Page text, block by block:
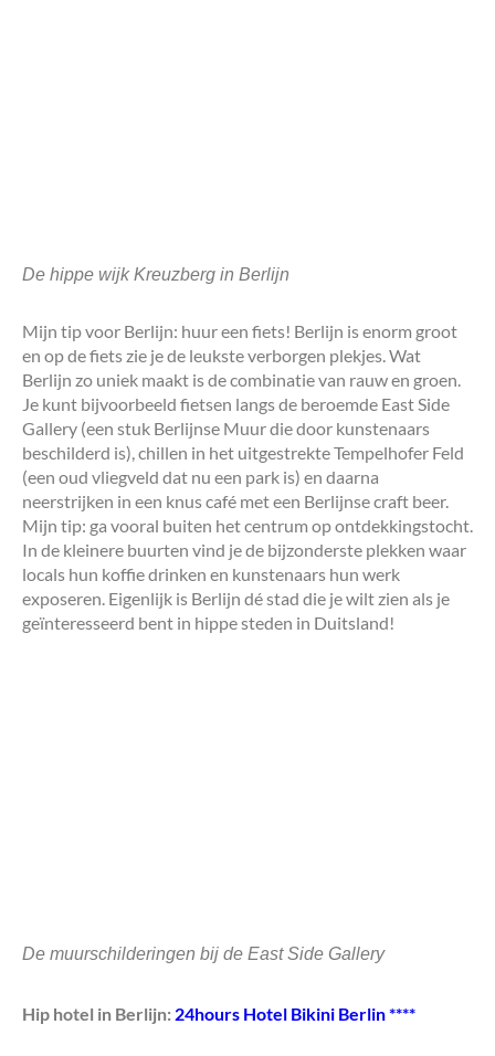
De hippe wijk Kreuzberg in Berlijn
Mijn tip voor Berlijn: huur een fiets! Berlijn is enorm groot
en op de fiets zie je de leukste verborgen plekjes. Wat
Berlijn zo uniek maakt is de combinatie van rauw en groen.
Je kunt bijvoorbeeld fietsen langs de beroemde East Side
Gallery (een stuk Berlijnse Muur die door kunstenaars
beschilderd is), chillen in het uitgestrekte Tempelhofer Feld
(een oud vliegveld dat nu een park is) en daarna
neerstrijken in een knus café met een Berlijnse craft beer.
Mijn tip: ga vooral buiten het centrum op ontdekkingstocht.
In de kleinere buurten vind je de bijzonderste plekken waar
locals hun koffie drinken en kunstenaars hun werk
exposeren. Eigenlijk is Berlijn dé stad die je wilt zien als je
geïnteresseerd bent in hippe steden in Duitsland!
De muurschilderingen bij de East Side Gallery
Hip hotel in Berlijn: 24hours Hotel Bikini Berlin ****